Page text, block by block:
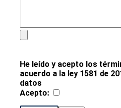
He leído y acepto los
acuerdo a la ley 1581 de
datos
Acepto: